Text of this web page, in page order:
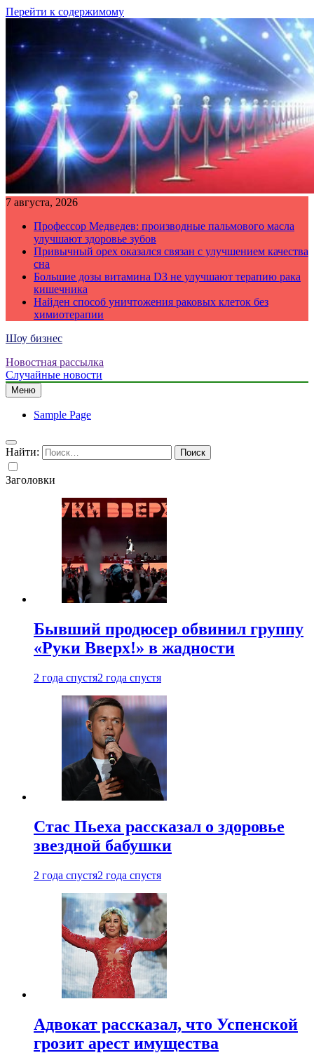
Перейти к содержимому
7 августа, 2026
Профессор Медведев: производные пальмового масла
улучшают здоровье зубов
Привычный орех оказался связан с улучшением качества
сна
Большие дозы витамина D3 не улучшают терапию рака
кишечника
Найден способ уничтожения раковых клеток без
химиотерапии
Шоу бизнес
Новостная рассылка
Случайные новости
Меню
Sample Page
Найти:
Заголовки
Бывший продюсер обвинил группу
«Руки Вверх!» в жадности
2 года спустя2 года спустя
Стас Пьеха рассказал о здоровье
звездной бабушки
2 года спустя2 года спустя
Адвокат рассказал, что Успенской
грозит арест имущества